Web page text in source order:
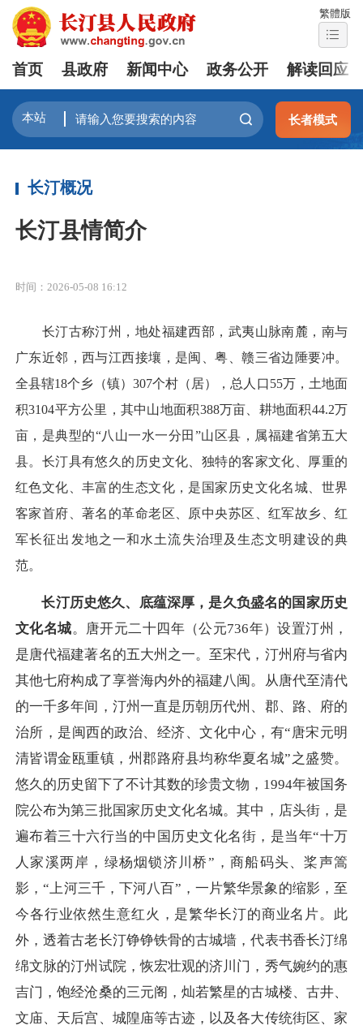
繁體版
首页 县政府 新闻中心 政务公开 解读回应
长者模式
长汀概况
长汀县情简介
时间：2026-05-08 16:12
长汀古称汀州，地处福建西部，武夷山脉南麓，南与
广东近邻，西与江西接壤，是闽、粤、赣三省边陲要冲。
全县辖18个乡（镇）307个村（居），总人口55万，土地面
积3104平方公里，其中山地面积388万亩、耕地面积44.2万
亩，是典型的“八山一水一分田”山区县，属福建省第五大
县。长汀具有悠久的历史文化、独特的客家文化、厚重的
红色文化、丰富的生态文化，是国家历史文化名城、世界
客家首府、著名的革命老区、原中央苏区、红军故乡、红
军长征出发地之一和水土流失治理及生态文明建设的典
范。
长汀历史悠久、底蕴深厚，是久负盛名的国家历史
文化名城。唐开元二十四年（公元736年）设置汀州，
是唐代福建著名的五大州之一。至宋代，汀州府与省内
其他七府构成了享誉海内外的福建八闽。从唐代至清代
的一千多年间，汀州一直是历朝历代州、郡、路、府的
治所，是闽西的政治、经济、文化中心，有“唐宋元明
清皆谓金瓯重镇，州郡路府县均称华夏名城”之盛赞。
悠久的历史留下了不计其数的珍贵文物，1994年被国务
院公布为第三批国家历史文化名城。其中，店头街，是
遍布着三十六行当的中国历史文化名街，是当年“十万
人家溪两岸，绿杨烟锁济川桥”，商船码头、桨声篙
影，“上河三千，下河八百”，一片繁华景象的缩影，至
今各行业依然生意红火，是繁华长汀的商业名片。此
外，透着古老长汀铮铮铁骨的古城墙，代表书香长汀绵
绵文脉的汀州试院，恢宏壮观的济川门，秀气婉约的惠
吉门，饱经沧桑的三元阁，灿若繁星的古城楼、古井、
文庙、天后宫、城隍庙等古迹，以及各大传统街区、家